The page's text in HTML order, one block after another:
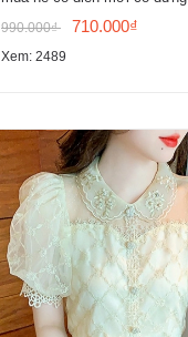
990.000₫ 710.000₫
Xem: 2489